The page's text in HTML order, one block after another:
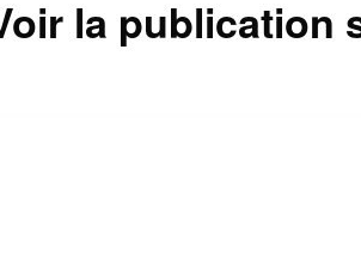
Son engagement envers la
la publication